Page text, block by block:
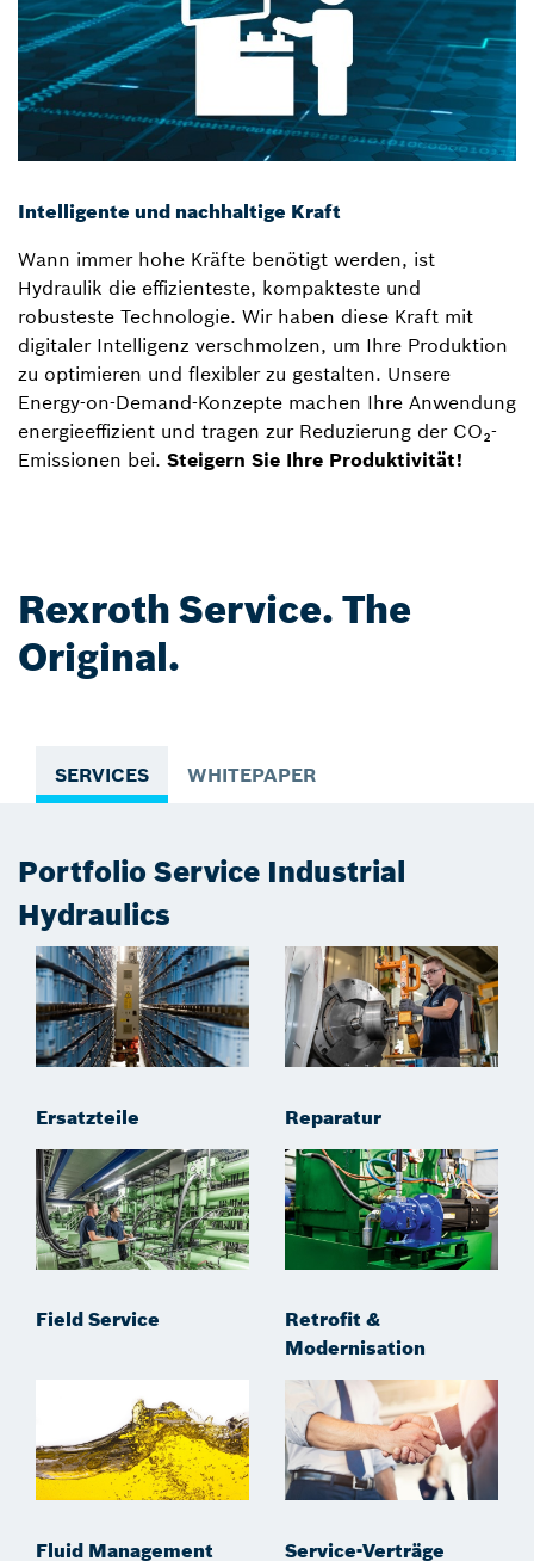
Intelligente und nachhaltige Kraft
Wann immer hohe Kräfte benötigt werden, ist
Hydraulik die effizienteste, kompakteste und
robusteste Technologie. Wir haben diese Kraft mit
digitaler Intelligenz verschmolzen, um Ihre Produktion
zu optimieren und flexibler zu gestalten. Unsere
Energy-on-Demand-Konzepte machen Ihre Anwendung
energieeffizient und tragen zur Reduzierung der CO₂-
Emissionen bei. Steigern Sie Ihre Produktivität!
Rexroth Service. The
Original.
SERVICES WHITEPAPER
Portfolio Service Industrial
Hydraulics
Ersatzteile Reparatur
Field Service
Retrofit &
Modernisation
Fluid Management Service-Verträge